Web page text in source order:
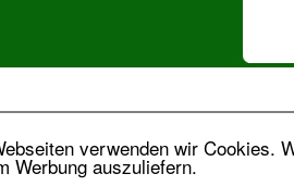
verwenden wir Cookies.
Werbung auszuliefern.